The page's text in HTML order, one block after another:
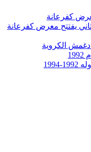
كفرعانة
يفتتح معرض كفرعانة
الكروية